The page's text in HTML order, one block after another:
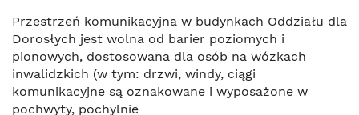
Przestrzeń komunikacyjna w budynkach Oddziału dla
Dorosłych jest wolna od barier poziomych i
pionowych, dostosowana dla osób na wózkach
inwalidzkich (w tym: drzwi, windy, ciągi
komunikacyjne są oznakowane i wyposażone w
pochwyty, pochylnie